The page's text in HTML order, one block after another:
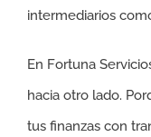
intermediarios
En Fortuna
hacia otro lado.
tus finanzas con